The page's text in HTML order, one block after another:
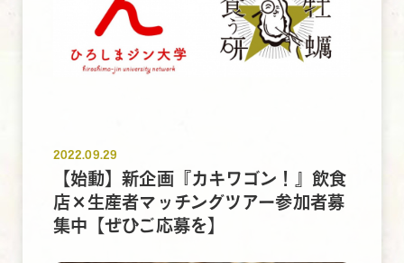
2022.09.29
【始動】新企画『カキワゴン！』飲食
店×生産者マッチングツアー参加者募
集中【ぜひご応募を】